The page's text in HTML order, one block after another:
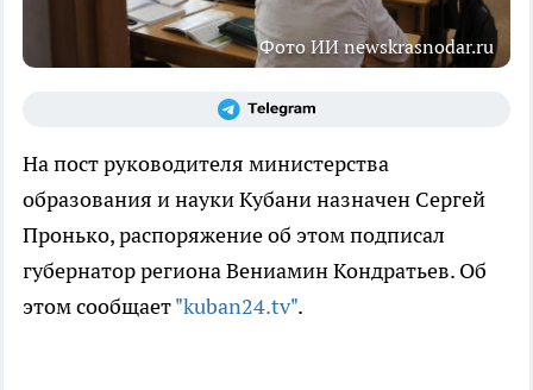
Фото ИИ newskrasnodar.ru
На пост руководителя министерства
образования и науки Кубани назначен Сергей
Пронько, распоряжение об этом подписал
губернатор региона Вениамин Кондратьев. Об
этом сообщает"kuban24.tv".